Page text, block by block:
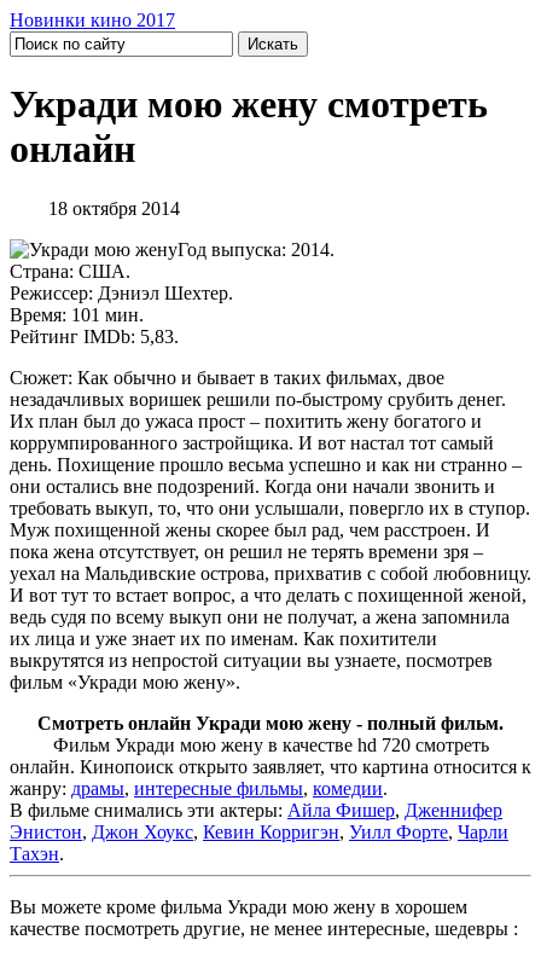
Новинки кино 2017
Укради мою жену смотреть
онлайн
18 октября 2014
Год выпуска: 2014.
Страна: США.
Режиссер: Дэниэл Шехтер.
Время: 101 мин.
Рейтинг IMDb: 5,83.
Сюжет: Как обычно и бывает в таких фильмах, двое
незадачливых воришек решили по-быстрому срубить денег.
Их план был до ужаса прост – похитить жену богатого и
коррумпированного застройщика. И вот настал тот самый
день. Похищение прошло весьма успешно и как ни странно –
они остались вне подозрений. Когда они начали звонить и
требовать выкуп, то, что они услышали, повергло их в ступор.
Муж похищенной жены скорее был рад, чем расстроен. И
пока жена отсутствует, он решил не терять времени зря –
уехал на Мальдивские острова, прихватив с собой любовницу.
И вот тут то встает вопрос, а что делать с похищенной женой,
ведь судя по всему выкуп они не получат, а жена запомнила
их лица и уже знает их по именам. Как похитители
выкрутятся из непростой ситуации вы узнаете, посмотрев
фильм «Укради мою жену».
Смотреть онлайн Укради мою жену - полный фильм.
Фильм Укради мою жену в качестве hd 720 смотреть
онлайн. Кинопоиск открыто заявляет, что картина относится к
жанру: драмы, интересные фильмы, комедии.
В фильме снимались эти актеры: Айла Фишер, Дженнифер
Энистон, Джон Хоукс, Кевин Корригэн, Уилл Форте, Чарли
Тахэн.
Вы можете кроме фильма Укради мою жену в хорошем
качестве посмотреть другие, не менее интересные, шедевры :